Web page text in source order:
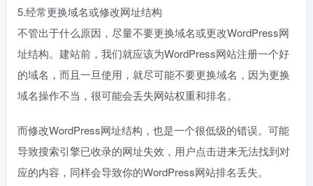
5.经常更换域名或修改网址结构
不管出于什么原因，尽量不要更换域名或更改WordPress网
址结构。建站前，我们就应该为WordPress网站注册一个好
的域名，而且一旦使用，就尽可能不要更换域名，因为更换
域名操作不当，很可能会丢失网站权重和排名。
而修改WordPress网址结构，也是一个很低级的错误。可能
导致搜索引擎已收录的网址失效，用户点击进来无法找到对
应的内容，同样会导致你的WordPress网站排名丢失。